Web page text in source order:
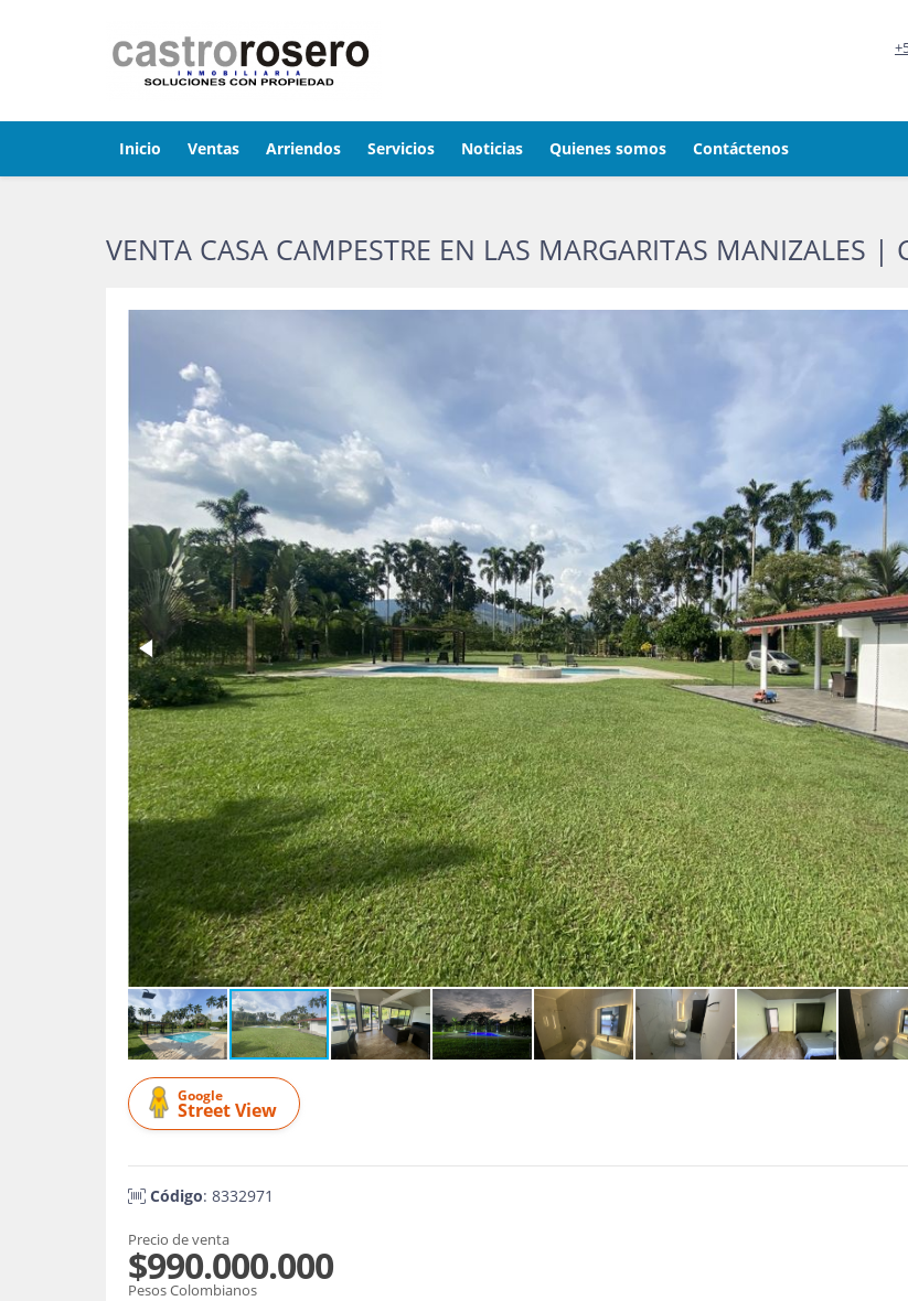
Inicio Ventas Arriendos Servicios Noticias Quienes somos Contáctenos
VENTA CASA CAMPESTRE EN LAS MARGARITAS MANIZALES |
Google
Street View
Código: 8332971
Precio de venta
$990.000.000
Pesos Colombianos